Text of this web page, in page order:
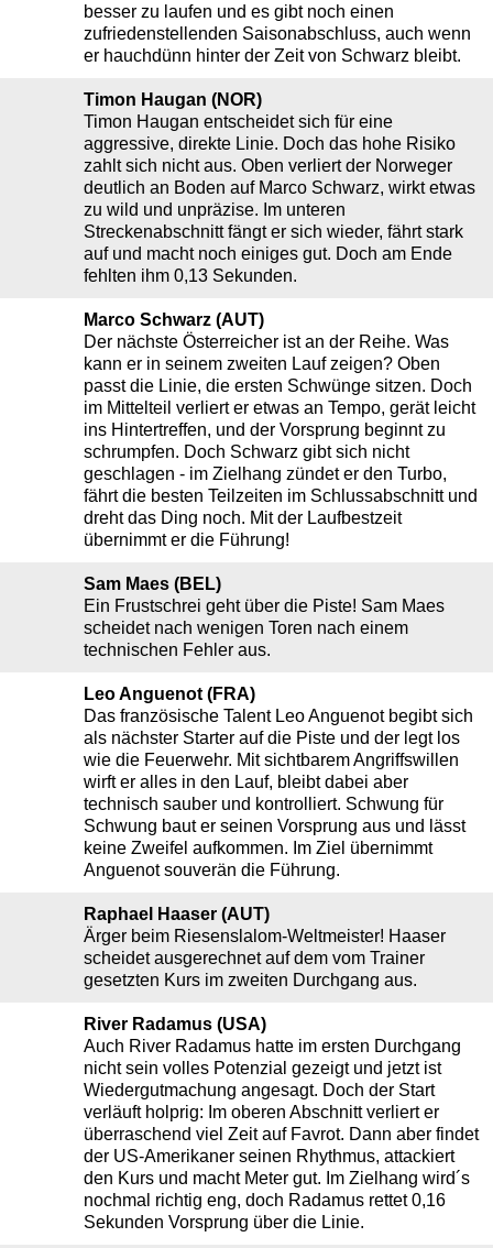
besser zu laufen und es gibt noch einen
zufriedenstellenden Saisonabschluss, auch wenn
er hauchdünn hinter der Zeit von Schwarz bleibt.
Timon Haugan (NOR)
Timon Haugan entscheidet sich für eine
aggressive, direkte Linie. Doch das hohe Risiko
zahlt sich nicht aus. Oben verliert der Norweger
deutlich an Boden auf Marco Schwarz, wirkt etwas
zu wild und unpräzise. Im unteren
Streckenabschnitt fängt er sich wieder, fährt stark
auf und macht noch einiges gut. Doch am Ende
fehlten ihm 0,13 Sekunden.
Marco Schwarz (AUT)
Der nächste Österreicher ist an der Reihe. Was
kann er in seinem zweiten Lauf zeigen? Oben
passt die Linie, die ersten Schwünge sitzen. Doch
im Mittelteil verliert er etwas an Tempo, gerät leicht
ins Hintertreffen, und der Vorsprung beginnt zu
schrumpfen. Doch Schwarz gibt sich nicht
geschlagen - im Zielhang zündet er den Turbo,
fährt die besten Teilzeiten im Schlussabschnitt und
dreht das Ding noch. Mit der Laufbestzeit
übernimmt er die Führung!
Sam Maes (BEL)
Ein Frustschrei geht über die Piste! Sam Maes
scheidet nach wenigen Toren nach einem
technischen Fehler aus.
Leo Anguenot (FRA)
Das französische Talent Leo Anguenot begibt sich
als nächster Starter auf die Piste und der legt los
wie die Feuerwehr. Mit sichtbarem Angriffswillen
wirft er alles in den Lauf, bleibt dabei aber
technisch sauber und kontrolliert. Schwung für
Schwung baut er seinen Vorsprung aus und lässt
keine Zweifel aufkommen. Im Ziel übernimmt
Anguenot souverän die Führung.
Raphael Haaser (AUT)
Ärger beim Riesenslalom-Weltmeister! Haaser
scheidet ausgerechnet auf dem vom Trainer
gesetzten Kurs im zweiten Durchgang aus.
River Radamus (USA)
Auch River Radamus hatte im ersten Durchgang
nicht sein volles Potenzial gezeigt und jetzt ist
Wiedergutmachung angesagt. Doch der Start
verläuft holprig: Im oberen Abschnitt verliert er
überraschend viel Zeit auf Favrot. Dann aber findet
der US-Amerikaner seinen Rhythmus, attackiert
den Kurs und macht Meter gut. Im Zielhang wird´s
nochmal richtig eng, doch Radamus rettet 0,16
Sekunden Vorsprung über die Linie.